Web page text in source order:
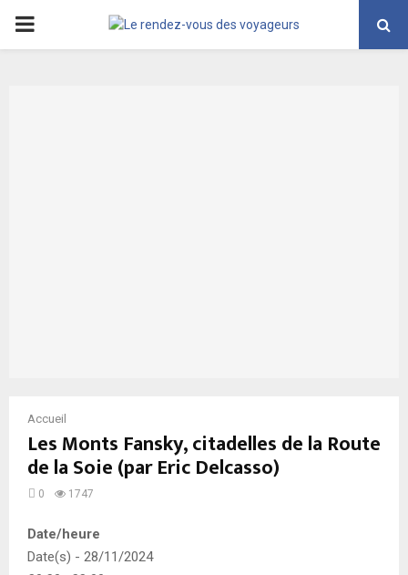
PRIMARY
Accueil
Les Monts Fansky, citadelles de la Route
de la Soie (par Eric Delcasso)
0 1747
Date/heure
Date(s) - 28/11/2024